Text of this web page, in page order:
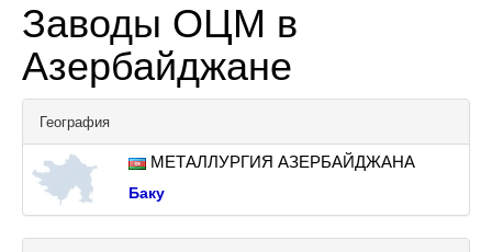
Заводы ОЦМ в
Азербайджане
География
МЕТАЛЛУРГИЯ АЗЕРБАЙДЖАНА
Баку